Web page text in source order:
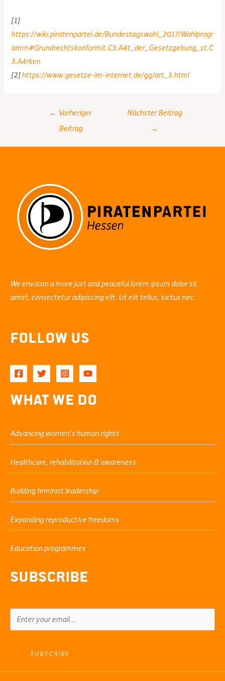
[1]
https://wiki.piratenpartei.de/Bundestagswahl_2017/Wahlprogr
amm#Grundrechtskonformit.C3.A4t_der_Gesetzgebung_st.C
3.A4rken
[2]https://www.gesetze-im-internet.de/gg/art_3.html
navigation
← Vorheriger
Beitrag
Nächster Beitrag
→
We envision a more just and peaceful lorem ipsum dolor sit
amet, consectetur adipiscing elit. Ut elit tellus, luctus nec.
Follow Us
What We Do
Advancing women’s human rights
Healthcare, rehabilitation & awareness
Building feminist leadership
Expanding reproductive freedoms
Education programmes
Subscribe
SUBSCRIBE